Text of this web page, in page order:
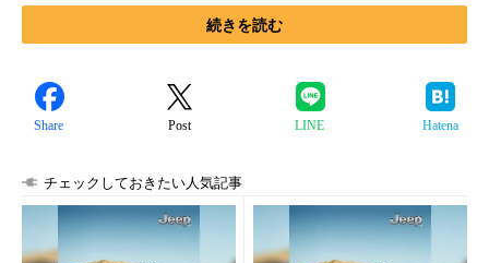
続きを読む
Share Post LINE Hatena
チェックしておきたい人気記事